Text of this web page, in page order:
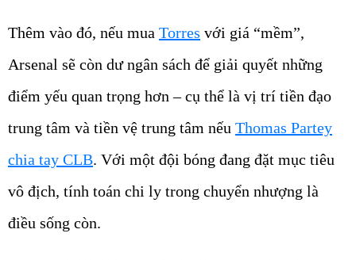
Thêm vào đó, nếu mua Torres với giá “mềm”,
Arsenal sẽ còn dư ngân sách để giải quyết những
điểm yếu quan trọng hơn – cụ thể là vị trí tiền đạo
trung tâm và tiền vệ trung tâm nếu Thomas Partey
chia tay CLB. Với một đội bóng đang đặt mục tiêu
vô địch, tính toán chi ly trong chuyển nhượng là
điều sống còn.